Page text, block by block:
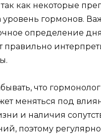
так как некоторые
уровень гормонов.
определение
правильно
что
меняться под
и наличия
поэтому